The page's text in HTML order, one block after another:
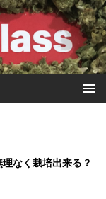
なく栽培出来る？